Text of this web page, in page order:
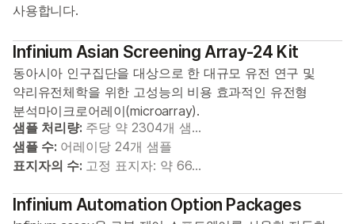
사용합니다.
Infinium Asian Screening Array-24 Kit
동아시아 인구집단을 대상으로 한 대규모 유전 연구 및
약리유전체학을 위한 고성능의 비용 효과적인 유전형
분석마이크로어레이(microarray).
샘플 처리량: 주당 약 2304개 샘…
샘플 수: 어레이당 24개 샘플
표지자의 수: 고정 표지자: 약 66…
Infinium Automation Option Packages